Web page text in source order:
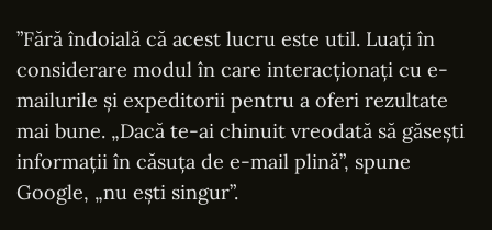
”Fără îndoială că acest lucru este util. Luați în
considerare modul în care interacționați cu e-
mailurile și expeditorii pentru a oferi rezultate
mai bune. „Dacă te-ai chinuit vreodată să găsești
informații în căsuța de e-mail plină”, spune
Google, „nu ești singur”.